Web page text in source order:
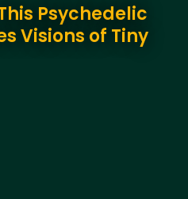
Psychedelic
Visions of Tiny